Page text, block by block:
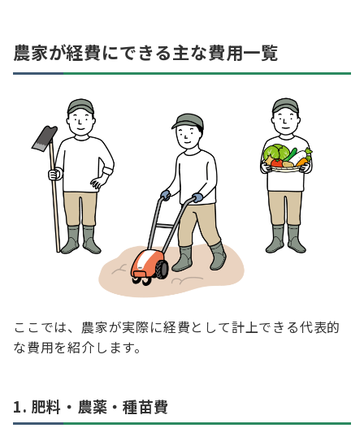
農家が経費にできる主な費用一覧
ここでは、農家が実際に経費として計上できる代表的
な費用を紹介します。
1. 肥料・農薬・種苗費